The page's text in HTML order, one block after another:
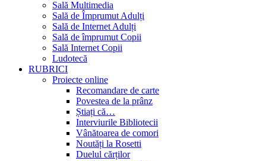
Sală Multimedia
Sală de Împrumut Adulți
Sală de Internet Adulți
Sală de împrumut Copii
Sală Internet Copii
Ludotecă
RUBRICI
Proiecte online
Recomandare de carte
Povestea de la prânz
Știați că…
Interviurile Bibliotecii
Vânătoarea de comori
Noutăți la Rosetti
Duelul cărților